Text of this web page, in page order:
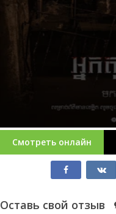
Смотреть онлайн
Оставь свой отзыв